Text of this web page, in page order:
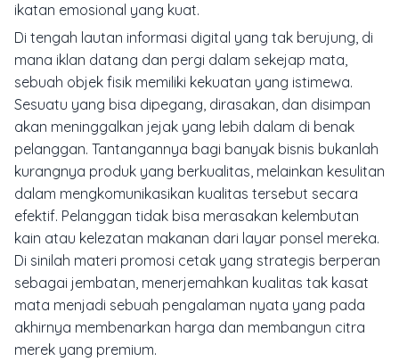
ikatan emosional yang kuat.
Di tengah lautan informasi digital yang tak berujung, di
mana iklan datang dan pergi dalam sekejap mata,
sebuah objek fisik memiliki kekuatan yang istimewa.
Sesuatu yang bisa dipegang, dirasakan, dan disimpan
akan meninggalkan jejak yang lebih dalam di benak
pelanggan. Tantangannya bagi banyak bisnis bukanlah
kurangnya produk yang berkualitas, melainkan kesulitan
dalam mengkomunikasikan kualitas tersebut secara
efektif. Pelanggan tidak bisa merasakan kelembutan
kain atau kelezatan makanan dari layar ponsel mereka.
Di sinilah materi promosi cetak yang strategis berperan
sebagai jembatan, menerjemahkan kualitas tak kasat
mata menjadi sebuah pengalaman nyata yang pada
akhirnya membenarkan harga dan membangun citra
merek yang premium.